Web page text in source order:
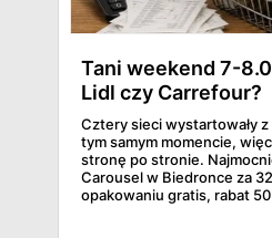
Tani weekend 7-
Lidl czy Carrefour?
Cztery sieci wystartowały
tym samym momencie, więc
stronę po stronie.
Carousel w Biedronce za
opakowaniu gratis, rabat